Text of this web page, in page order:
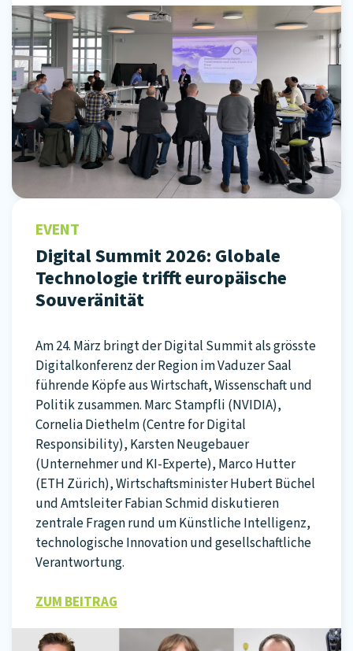
EVENT
Digital Summit 2026: Globale
Technologie trifft europäische
Souveränität
Am 24. März bringt der Digital Summit als grösste
Digitalkonferenz der Region im Vaduzer Saal
führende Köpfe aus Wirtschaft, Wissenschaft und
Politik zusammen. Marc Stampfli (NVIDIA),
Cornelia Diethelm (Centre for Digital
Responsibility), Karsten Neugebauer
(Unternehmer und KI-Experte), Marco Hutter
(ETH Zürich), Wirtschaftsminister Hubert Büchel
und Amtsleiter Fabian Schmid diskutieren
zentrale Fragen rund um Künstliche Intelligenz,
technologische Innovation und gesellschaftliche
Verantwortung.
ZUM BEITRAG